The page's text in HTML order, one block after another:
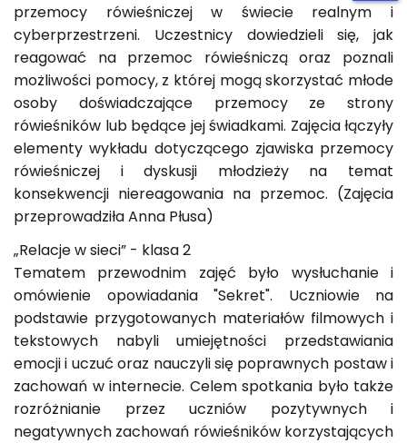
przemocy rówieśniczej w świecie realnym i
cyberprzestrzeni. Uczestnicy dowiedzieli się, jak
reagować na przemoc rówieśniczą oraz poznali
możliwości pomocy, z której mogą skorzystać młode
osoby doświadczające przemocy ze strony
rówieśników lub będące jej świadkami. Zajęcia łączyły
elementy wykładu dotyczącego zjawiska przemocy
rówieśniczej i dyskusji młodzieży na temat
konsekwencji niereagowania na przemoc. (Zajęcia
przeprowadziła Anna Płusa)
„Relacje w sieci” - klasa 2
Tematem przewodnim zajęć było wysłuchanie i
omówienie opowiadania "Sekret". Uczniowie na
podstawie przygotowanych materiałów filmowych i
tekstowych nabyli umiejętności przedstawiania
emocji i uczuć oraz nauczyli się poprawnych postaw i
zachowań w internecie. Celem spotkania było także
rozróżnianie przez uczniów pozytywnych i
negatywnych zachowań rówieśników korzystających